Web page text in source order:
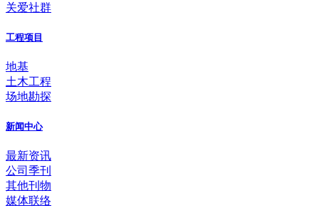
关爱社群
工程项目
地基
土木工程
场地勘探
新闻中心
最新资讯
公司季刊
其他刊物
媒体联络